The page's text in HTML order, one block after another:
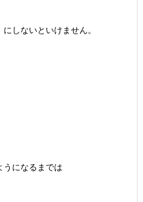
しないといけません。
うになるまでは